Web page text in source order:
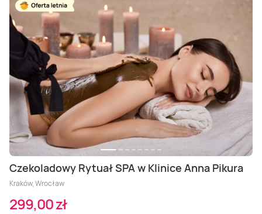
Czekoladowy Rytuał SPA w Klinice Anna Pikura
Kraków, Wrocław
299,00 zł